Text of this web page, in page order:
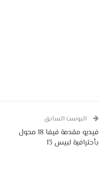
البوست السابق
فيديو مقدمة فيفا 18 محول
بأحترافية لبيس 13